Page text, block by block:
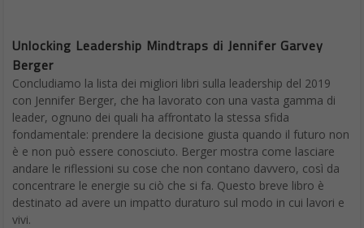
Unlocking Leadership Mindtraps di Jennifer Garvey
Berger
Concludiamo la lista dei migliori libri sulla leadership del 2019
con Jennifer Berger, che ha lavorato con una vasta gamma di
leader, ognuno dei quali ha affrontato la stessa sfida
fondamentale: prendere la decisione giusta quando il futuro non
è e non può essere conosciuto. Berger mostra come lasciare
andare le riflessioni su cose che non contano davvero, così da
concentrare le energie su ciò che si fa. Questo breve libro è
destinato ad avere un impatto duraturo sul modo in cui lavori e
vivi.